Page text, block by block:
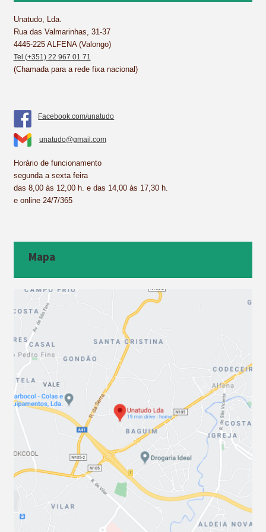
o
k
e
s
t
I
p
Unatudo, Lda.
Rua das Valmarinhas, 31-37
4445-225 ALFENA (Valongo)
Tel (+351) 22 967 01 71
(Chamada para a rede fixa nacional)
Facebook.com/unatudo
unatudo@gmail.com
Horário de funcionamento
segunda a sexta feira
das 8,00 às 12,00 h. e das 14,00 às 17,30 h.
e online 24/7/365
Mapa